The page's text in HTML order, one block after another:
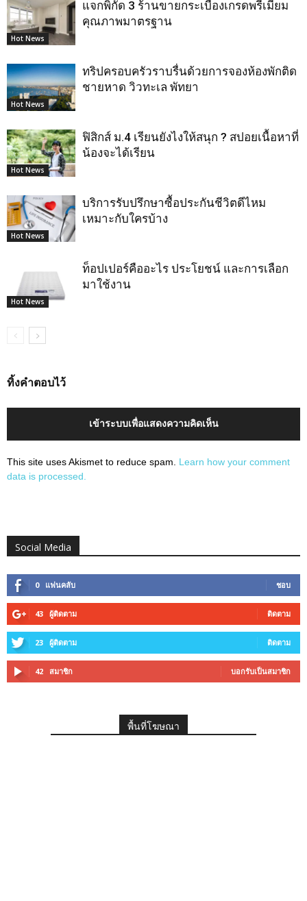
Hot News
แจกพิกัด 3 ร้านขายกระเบื้องเกรดพรีเมียม
คุณภาพมาตรฐาน
Hot News
ทริปครอบครัวราบรื่นด้วยการจองห้องพักติด
ชายหาด วิวทะเล พัทยา
Hot News
ฟิสิกส์ ม.4 เรียนยังไงให้สนุก ? สปอยเนื้อหาที่
น้องจะได้เรียน
Hot News
บริการรับปรึกษาซื้อประกันชีวิตดีไหม
เหมาะกับใครบ้าง
Hot News
ท็อปเปอร์คืออะไร ประโยชน์ และการเลือก
มาใช้งาน
ทิ้งคำตอบไว้
เข้าระบบเพื่อแสดงความคิดเห็น
This site uses Akismet to reduce spam. Learn how your comment
data is processed.
Social Media
0 แฟนคลับ ชอบ
43 ผู้ติดตาม ติดตาม
23 ผู้ติดตาม ติดตาม
42 สมาชิก บอกรับเป็นสมาชิก
พื้นที่โฆษณา